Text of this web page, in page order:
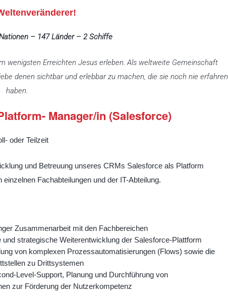
– 147 Länder – 2 Schiffe
wenigsten Erreichten Jesus erleben. Als weltweite Gemeinschaft
denen sichtbar und erlebbar zu machen, die sie noch nie erfahren
haben.
Manager/in (Salesforce)
oder Teilzeit
und Betreuung unseres CRMs Salesforce als Platform
Fachabteilungen und der IT-Abteilung.
Zusammenarbeit mit den Fachbereichen
strategische Weiterentwicklung der Salesforce-Plattform
von komplexen Prozessautomatisierungen (Flows) sowie die
zu Drittsystemen
Level-Support, Planung und Durchführung von
zur Förderung der Nutzerkompetenz